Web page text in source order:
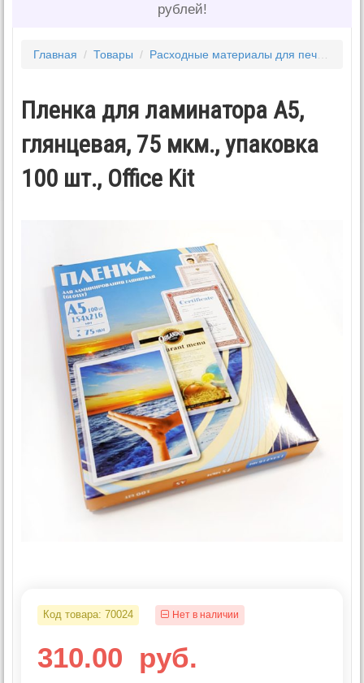
рублей!
Главная / Товары / Расходные материалы для печати
Пленка для ламинатора A5,
глянцевая, 75 мкм., упаковка
100 шт., Office Kit
Код товара: 70024 Нет в наличии
310.00 руб.